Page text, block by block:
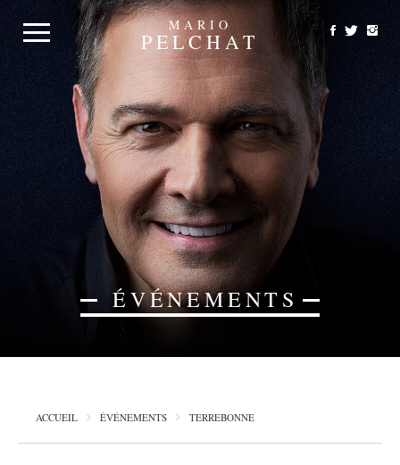
MARIO
PELCHAT
ÉVÉNEMENTS
ACCUEIL ÉVÉNEMENTS TERREBONNE